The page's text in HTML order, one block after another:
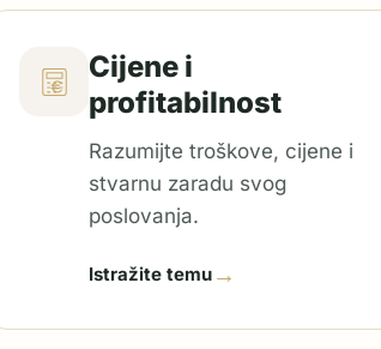
Cijene i
profitabilnost
Razumijte troškove, cijene i
stvarnu zaradu svog
poslovanja.
Istražite temu →